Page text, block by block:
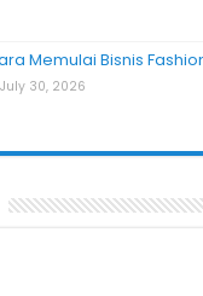
Memulai Bisnis
July 30, 2026